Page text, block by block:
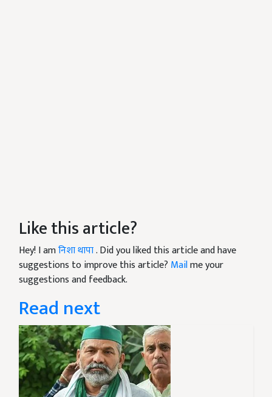
Like this article?
Hey! I amनिशा थापा. Did you liked this article and have
suggestions to improve this article? Mailme your
suggestions and feedback.
Read next